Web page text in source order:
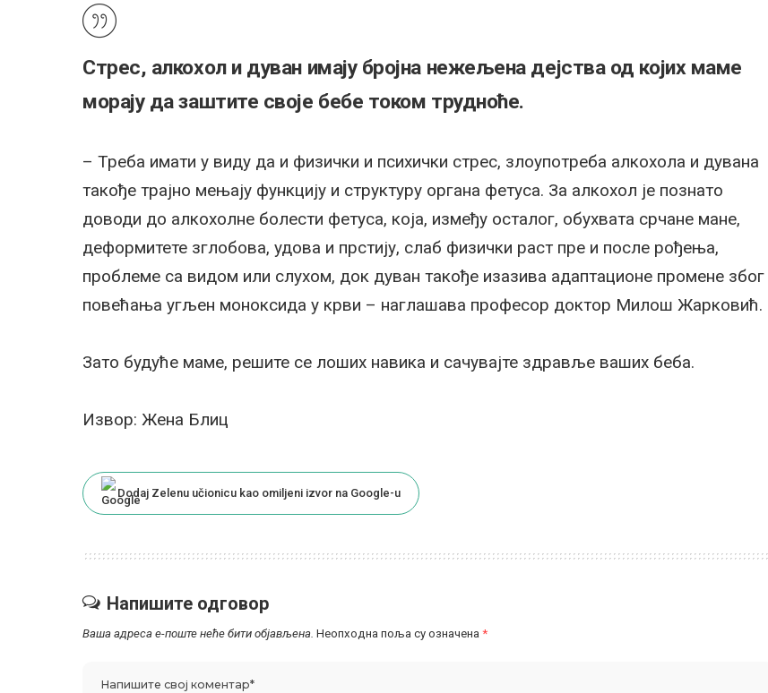
Стрес, алкохол и дуван имају бројна нежељена дејства од којих маме
морају да заштите своје бебе током трудноће.
– Треба имати у виду да и физички и психички стрес, злоупотреба алкохола и дувана
такође трајно мењају функцију и структуру органа фетуса. За алкохол је познато
доводи до алкохолне болести фетуса, која, између осталог, обухвата срчане мане,
деформитете зглобова, удова и прстију, слаб физички раст пре и после рођења,
проблеме са видом или слухом, док дуван такође изазива адаптационе промене због
повећања угљен моноксида у крви – наглашава професор доктор Милош Жарковић.
Зато будуће маме, решите се лоших навика и сачувајте здравље ваших беба.
Извор: Жена Блиц
Dodaj Zelenu učionicu kao omiljeni izvor na Google-u
Напишите одговор
Ваша адреса е-поште неће бити објављена. Неопходна поља су означена *